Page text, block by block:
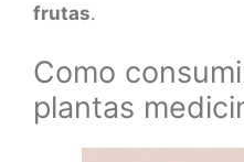
frutas.
Como
plantas